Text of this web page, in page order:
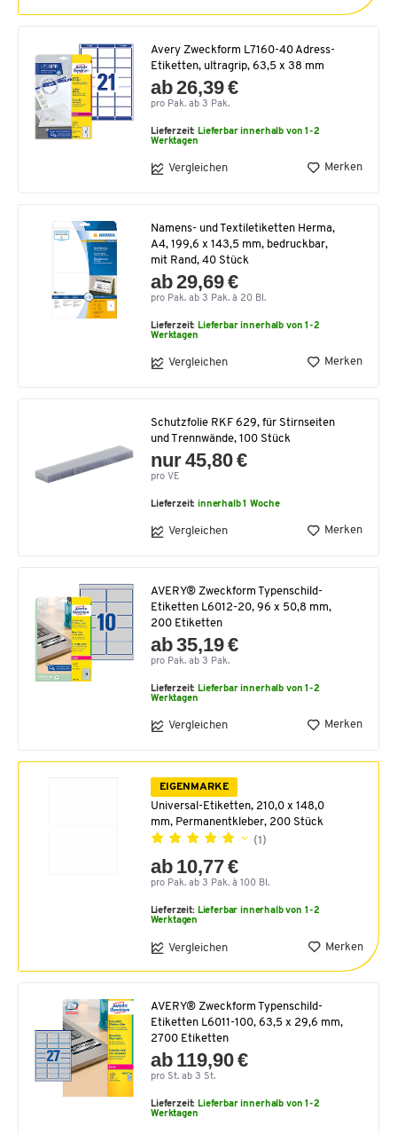
Avery Zweckform L7160-40 Adress-
Etiketten, ultragrip, 63,5 x 38 mm
ab 26,39 €
pro Pak. ab 3 Pak.
Lieferzeit: Lieferbar innerhalb von 1-2
Werktagen
Vergleichen Merken
Namens- und Textiletiketten Herma,
A4, 199,6 x 143,5 mm, bedruckbar,
mit Rand, 40 Stück
ab 29,69 €
pro Pak. ab 3 Pak. à 20 Bl.
Lieferzeit: Lieferbar innerhalb von 1-2
Werktagen
Vergleichen Merken
Schutzfolie RKF 629, für Stirnseiten
und Trennwände, 100 Stück
nur 45,80 €
pro VE
Lieferzeit:innerhalb 1 Woche
Vergleichen Merken
AVERY® Zweckform Typenschild-
Etiketten L6012-20, 96 x 50,8 mm,
200 Etiketten
ab 35,19 €
pro Pak. ab 3 Pak.
Lieferzeit: Lieferbar innerhalb von 1-2
Werktagen
Vergleichen Merken
EIGENMARKE
Universal-Etiketten, 210,0 x 148,0
mm, Permanentkleber, 200 Stück
(1)
ab 10,77 €
pro Pak. ab 3 Pak. à 100 Bl.
Lieferzeit: Lieferbar innerhalb von 1-2
Werktagen
Vergleichen Merken
AVERY® Zweckform Typenschild-
Etiketten L6011-100, 63,5 x 29,6 mm,
2700 Etiketten
ab 119,90 €
pro St. ab 3 St.
Lieferzeit:Lieferbar innerhalb von 1-2
Werktagen